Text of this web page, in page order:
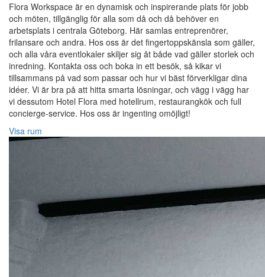
Flora Workspace är en dynamisk och inspirerande plats för jobb
och möten, tillgänglig för alla som då och då behöver en
arbetsplats i centrala Göteborg. Här samlas entreprenörer,
frilansare och andra. Hos oss är det fingertoppskänsla som gäller,
och alla våra eventlokaler skiljer sig åt både vad gäller storlek och
inredning. Kontakta oss och boka in ett besök, så kikar vi
tillsammans på vad som passar och hur vi bäst förverkligar dina
idéer. Vi är bra på att hitta smarta lösningar, och vägg i vägg har
vi dessutom Hotel Flora med hotellrum, restaurangkök och full
concierge-service. Hos oss är ingenting omöjligt!
Visa rum